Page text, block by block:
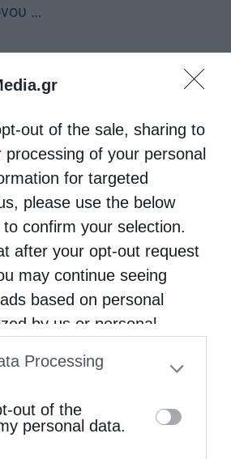
out of the sale, sharing to
of your personal
for targeted
please use the below
confirm your selection.
after your opt-out request
may continue seeing
based on personal
by us or personal
You may separately opt-out
parties on the IAB’s list
This
Processing
out of the
personal data.
…